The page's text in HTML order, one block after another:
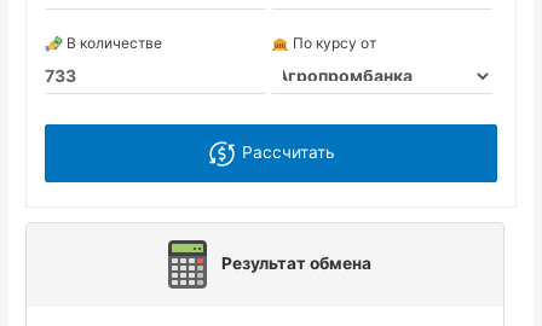
В количестве По курсу от
Рассчитать
Результат обмена